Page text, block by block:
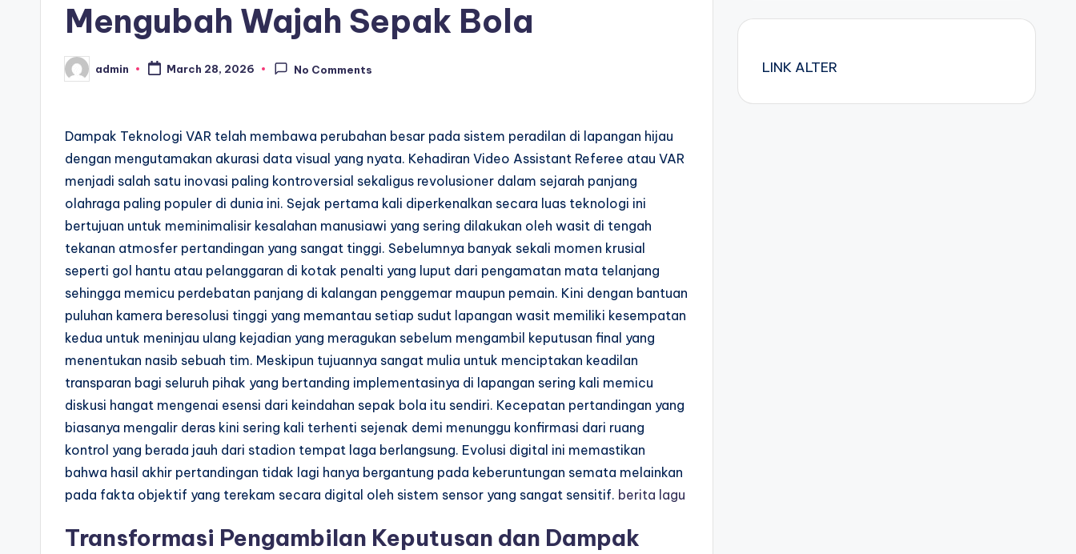
Mengubah Wajah Sepak Bola
Posted
by
admin March 28, 2026 No Comments
Dampak Teknologi VAR telah membawa perubahan besar pada sistem peradilan di lapangan hijau
dengan mengutamakan akurasi data visual yang nyata. Kehadiran Video Assistant Referee atau VAR
menjadi salah satu inovasi paling kontroversial sekaligus revolusioner dalam sejarah panjang
olahraga paling populer di dunia ini. Sejak pertama kali diperkenalkan secara luas teknologi ini
bertujuan untuk meminimalisir kesalahan manusiawi yang sering dilakukan oleh wasit di tengah
tekanan atmosfer pertandingan yang sangat tinggi. Sebelumnya banyak sekali momen krusial
seperti gol hantu atau pelanggaran di kotak penalti yang luput dari pengamatan mata telanjang
sehingga memicu perdebatan panjang di kalangan penggemar maupun pemain. Kini dengan bantuan
puluhan kamera beresolusi tinggi yang memantau setiap sudut lapangan wasit memiliki kesempatan
kedua untuk meninjau ulang kejadian yang meragukan sebelum mengambil keputusan final yang
menentukan nasib sebuah tim. Meskipun tujuannya sangat mulia untuk menciptakan keadilan
transparan bagi seluruh pihak yang bertanding implementasinya di lapangan sering kali memicu
diskusi hangat mengenai esensi dari keindahan sepak bola itu sendiri. Kecepatan pertandingan yang
biasanya mengalir deras kini sering kali terhenti sejenak demi menunggu konfirmasi dari ruang
kontrol yang berada jauh dari stadion tempat laga berlangsung. Evolusi digital ini memastikan
bahwa hasil akhir pertandingan tidak lagi hanya bergantung pada keberuntungan semata melainkan
pada fakta objektif yang terekam secara digital oleh sistem sensor yang sangat sensitif. berita lagu
Transformasi Pengambilan Keputusan dan Dampak
LINK ALTER